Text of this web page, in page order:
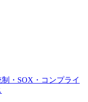
制・SOX・コンプライ